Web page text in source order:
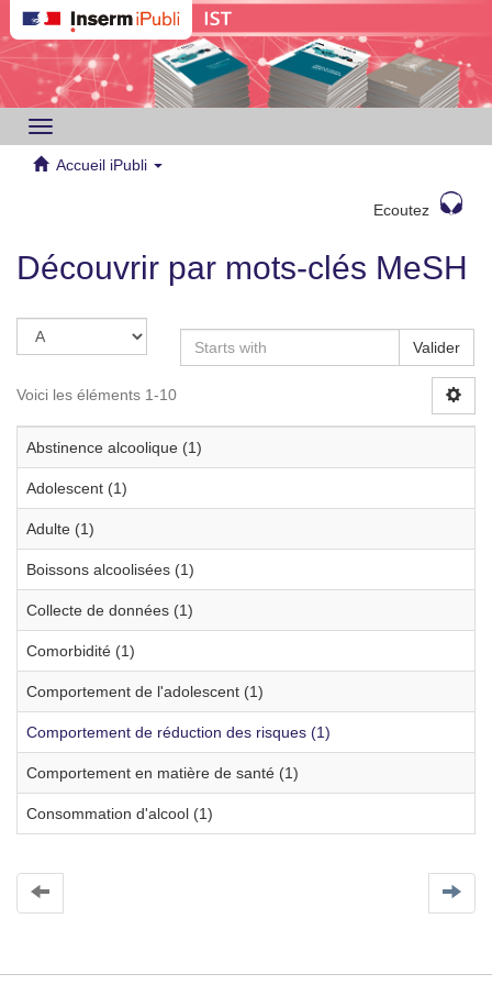
Toggle
navigation
Accueil iPubli
Ecoutez
Découvrir par mots-clés MeSH
Valider
Voici les éléments 1-10
Abstinence alcoolique (1)
Adolescent (1)
Adulte (1)
Boissons alcoolisées (1)
Collecte de données (1)
Comorbidité (1)
Comportement de l'adolescent (1)
Comportement de réduction des risques (1)
Comportement en matière de santé (1)
Consommation d'alcool (1)